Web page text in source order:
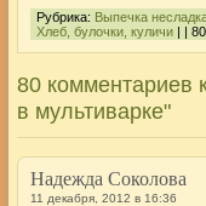
Рубрика: Выпечка
Хлеб, булочки, куличи| | 80
80 комментариев
в мультиварке"
Надежда Соколова
11 декабря, 2012 в 16:36